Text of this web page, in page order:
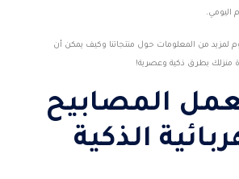
اليومي.
لمزيد من المعلومات حول منتجاتنا وكيف يمكن أن
بطرق ذكية وعصرية!
المصابيح
الذكية